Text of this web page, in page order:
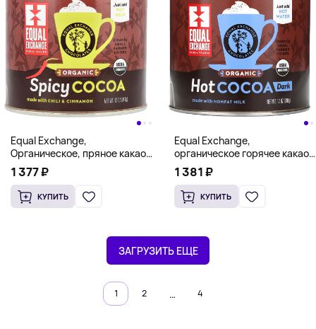
Equal Exchange,
Органическое, пряное какао
с чили и корицей, 340 г (12
унций)
1 377 ₽
КУПИТЬ
Equal Exchange,
органическое горячее какао,
темное, 340 г (12 унций)
1 381 ₽
КУПИТЬ
ЗАГРУЗИТЬ ЕЩЕ
1 2 … 4